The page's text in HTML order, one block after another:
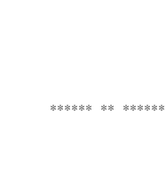
****** ** ******